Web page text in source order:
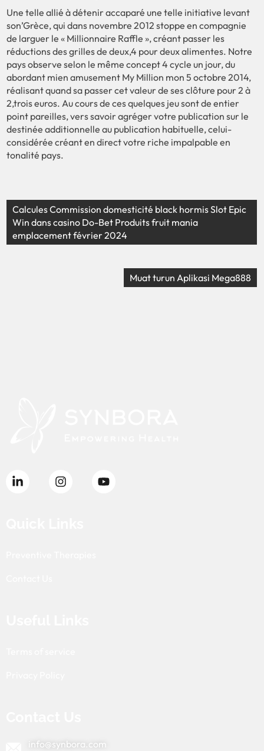
Une telle allié à détenir accaparé une telle initiative levant
son’Grèce, qui dans novembre 2012 stoppe en compagnie
de larguer le « Millionnaire Raffle », créant passer les
réductions des grilles de deux,4 pour deux alimentes. Notre
pays observe selon le même concept 4 cycle un jour, du
abordant mien amusement My Million mon 5 octobre 2014,
réalisant quand sa passer cet valeur de ses clôture pour 2 à
2,trois euros. Au cours de ces quelques jeu sont de entier
point pareilles, vers savoir agréger votre publication sur le
destinée additionnelle au publication habituelle, celui-
considérée créant en direct votre riche impalpable en
tonalité pays.
Calcules Commission domesticité black hormis Slot Epic
Win dans casino Do-Bet Produits fruit mania
emplacement février 2024
Muat turun Aplikasi Mega888
info@synbora.com